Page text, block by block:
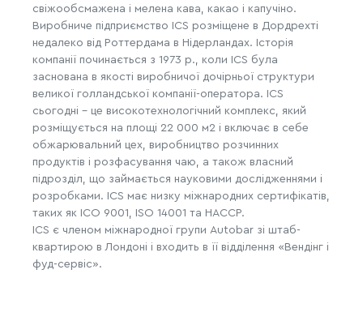
свіжообсмажена і мелена кава, какао і капучіно.
Виробниче підприємство ICS розміщене в Дордрехті
недалеко від Роттердама в Нідерландах. Історія
компанії починається з 1973 р., коли ICS була
заснована в якості виробничої дочірньої структури
великої голландської компанії-оператора. ICS
сьогодні - це високотехнологічний комплекс, який
розміщується на площі 22 000 м2 і включає в себе
обжарювальний цех, виробництво розчинних
продуктів і розфасування чаю, а також власний
підрозділ, що займається науковими дослідженнями і
розробками. ICS має низку міжнародних сертифікатів,
таких як ICO 9001, ISO 14001 та НАССР.
ICS є членом міжнародної групи Autobar зі штаб-
квартирою в Лондоні і входить в її відділення «Вендінг і
фуд-сервіс».